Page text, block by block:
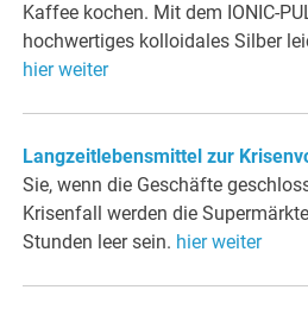
Kaffee kochen. Mit dem IONIC-
hochwertiges kolloidales Silber
hier weiter
Langzeitlebensmittel zur
Sie, wenn die Geschäfte
Krisenfall werden die
Stunden leer sein. hier weiter